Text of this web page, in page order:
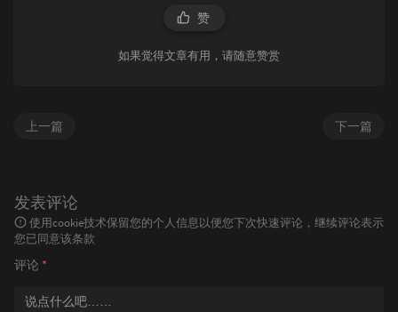
赞
如果觉得文章有用，请随意赞赏
下一篇
上一篇
发表评论
使用cookie技术保留您的个人信息以便您下次快速评论，继续评论表示
您已同意该条款
评论 *